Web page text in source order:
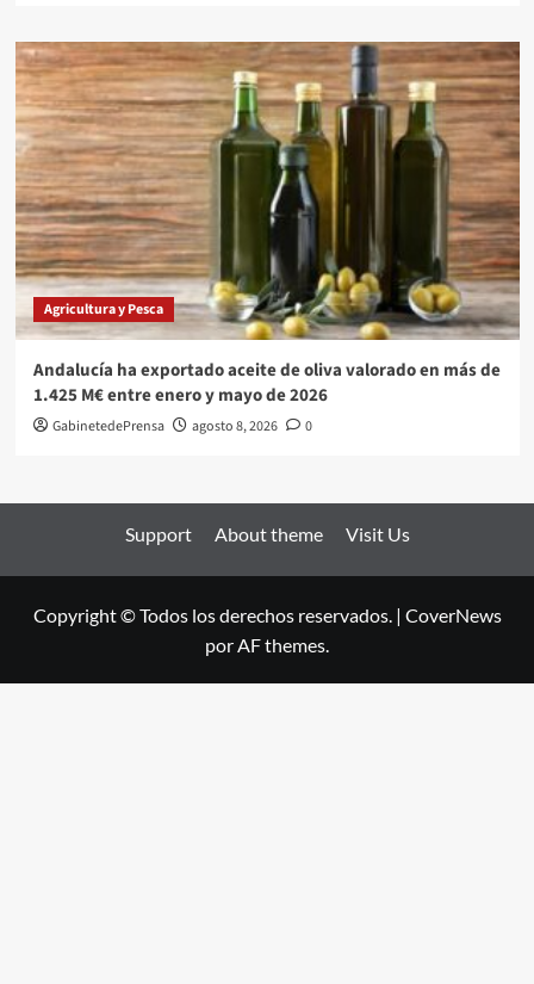
Agricultura y Pesca
Andalucía ha exportado aceite de oliva valorado en más de
1.425 M€ entre enero y mayo de 2026
GabinetedePrensa agosto 8, 2026 0
Support About theme Visit Us
Copyright © Todos los derechos reservados. | CoverNews
por AF themes.